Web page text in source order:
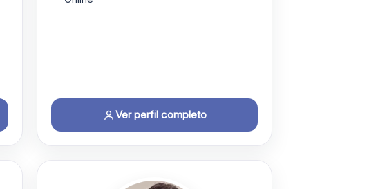
Ver perfil completo